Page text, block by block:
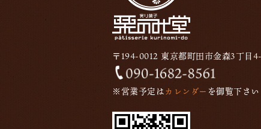
〒194-0012 東京都町田市金森3丁目
※営業予定はカレンダー を御覧下さい